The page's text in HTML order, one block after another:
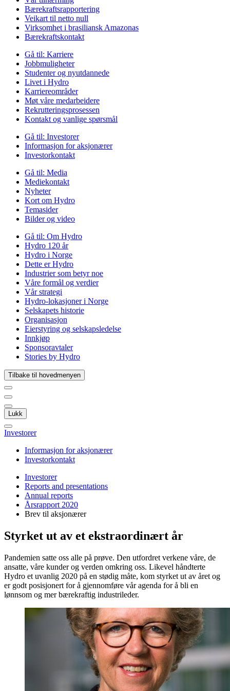
Bærekraftsrapportering
Veikart til netto null
Virksomhet i brasiliansk Amazonas
Bærekraftskontakt
Gå til: Karriere
Jobbmuligheter
Studenter og nyutdannede
Livet i Hydro
Karriereområder
Møt våre medarbeidere
Rekrutteringsprosessen
Kontakt og vanlige spørsmål
Gå til: Investorer
Informasjon for aksjonærer
Investorkontakt
Gå til: Media
Mediekontakt
Nyheter
Kort om Hydro
Temasider
Bilder og video
Gå til: Om Hydro
Hydro 120 år
Hydro i Norge
Dette er Hydro
Industrier som betyr noe
Våre formål og verdier
Vår strategi
Hydro-lokasjoner i Norge
Selskapets historie
Organisasjon
Eierstyring og selskapsledelse
Innkjøp
Sponsoravtaler
Stories by Hydro
Tilbake til hovedmenyen
Lukk
Investorer
Informasjon for aksjonærer
Investorkontakt
Investorer
Reports and presentations
Annual reports
Årsrapport 2020
Brev til aksjonærer
Styrket ut av et ekstraordinært år
Pandemien satte oss alle på prøve. Den utfordret verkene våre, de
ansatte, våre kunder og verden omkring oss. Likevel håndterte
Hydro et uvanlig 2020 på en stødig måte, kom styrket ut av året og
er godt posisjonert for å gjennomføre vår agenda for å bli en
lønnsom og mer bærekraftig industrileder.